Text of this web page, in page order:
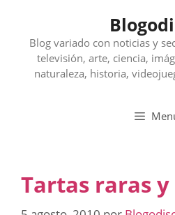
contenidoBlog variado con noticias y
televisión, arte, ciencia,
naturaleza, historia,
Tartas raras